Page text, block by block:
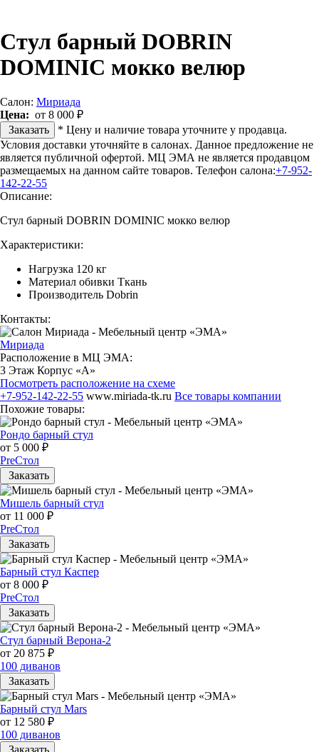
Стул барный DOBRIN
DOMINIC мокко велюр
Салон: Мириада
Цена: от 8 000 ₽
Заказать
* Цену и наличие товара уточните у продавца.
Условия доставки уточняйте в салонах. Данное предложение не
является публичной офертой. МЦ ЭМА не является продавцом
размещаемых на данном сайте товаров. Телефон салона:+7-952-
142-22-55
Описание:
Стул барный DOBRIN DOMINIC мокко велюр
Характеристики:
Нагрузка 120 кг
Материал обивки Ткань
Производитель Dobrin
Контакты:
Мириада
Расположение в МЦ ЭМА:
3 Этаж Корпус «А»
Посмотреть расположение на схеме
+7-952-142-22-55 www.miriada-tk.ru Все товары компании
Похожие товары:
Рондо барный стул
от 5 000 ₽
PreСтол
Заказать
Мишель барный стул
от 11 000 ₽
PreСтол
Заказать
Барный стул Каспер
от 8 000 ₽
PreСтол
Заказать
Стул барный Верона-2
от 20 875 ₽
100 диванов
Заказать
Барный стул Mars
от 12 580 ₽
100 диванов
Заказать